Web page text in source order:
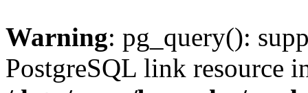
Warning: pg_query():
PostgreSQL link resource